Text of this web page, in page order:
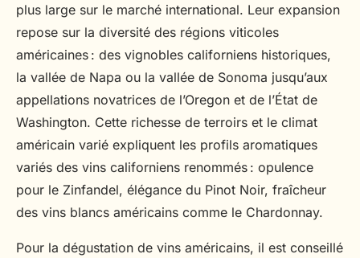
plus large sur le marché international. Leur expansion
repose sur la diversité des régions viticoles
américaines : des vignobles californiens historiques,
la vallée de Napa ou la vallée de Sonoma jusqu’aux
appellations novatrices de l’Oregon et de l’État de
Washington. Cette richesse de terroirs et le climat
américain varié expliquent les profils aromatiques
variés des vins californiens renommés : opulence
pour le Zinfandel, élégance du Pinot Noir, fraîcheur
des vins blancs américains comme le Chardonnay.
Pour la dégustation de vins américains, il est conseillé